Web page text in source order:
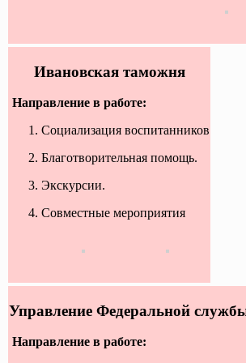
Ивановская таможня
Направление в работе:
Социализация воспитанников
Благотворительная помощь.
Экскурсии.
Совместные мероприятия
Управление Федеральной
Направление в работе: